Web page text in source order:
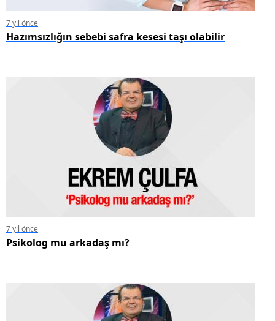
7 yıl önce
Hazımsızlığın sebebi safra kesesi taşı olabilir
7 yıl önce
Psikolog mu arkadaş mı?